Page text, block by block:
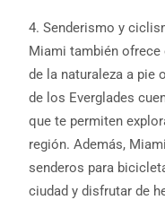
4. Senderismo y
Miami también
de la naturaleza a pie
de los Everglades
que te permiten
región. Además,
senderos para
ciudad y disfrutar de